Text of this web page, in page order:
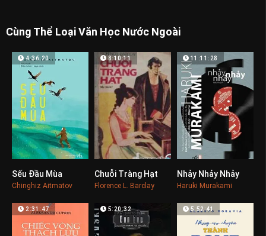
Cùng Thể Loại Văn Học Nước Ngoài
4:36:20
Sếu Đầu Mùa
Chinghiz Aitmatov
8:10:11
Chuỗi Tràng Hạt
Florence L. Barclay
11:11:28
Nhảy Nhảy Nhảy
Haruki Murakami
2:31:47 5:20:32 5:52:41